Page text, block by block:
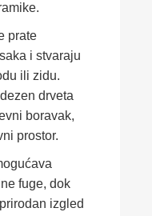
prate
i stvaraju
ili zidu.
drveta
boravak,
prostor.
fuge, dok
izgled